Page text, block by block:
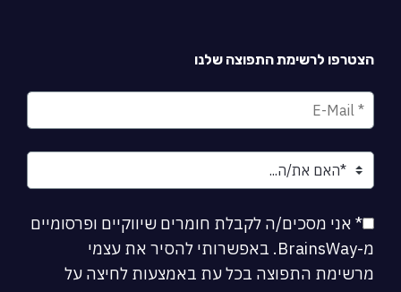
הצטרפו לרשימת התפוצה שלנו
* אני מסכים/ה לקבלת חומרים שיווקיים ופרסומיים
מ-BrainsWay. באפשרותי להסיר את עצמי
מרשימת התפוצה בכל עת באמצעות לחיצה על